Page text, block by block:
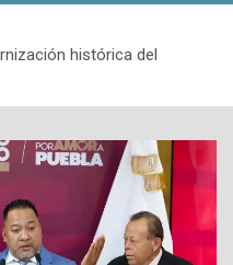
histórica del